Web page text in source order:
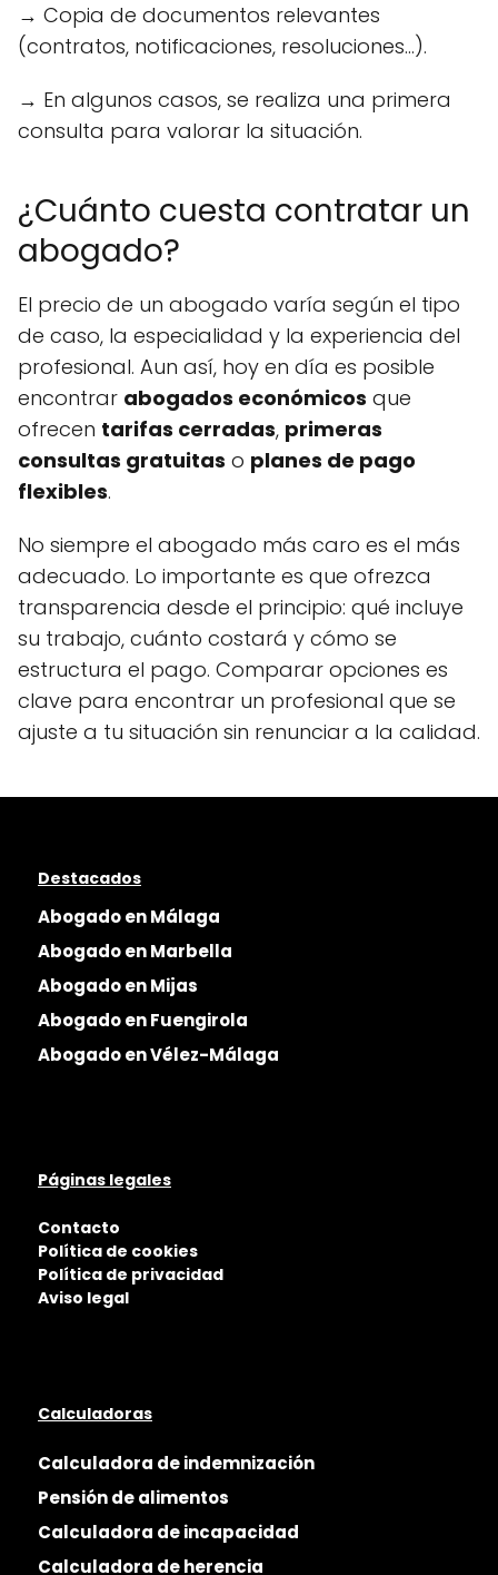
→ Copia de documentos relevantes
(contratos, notificaciones, resoluciones...).
→ En algunos casos, se realiza una primera
consulta para valorar la situación.
¿Cuánto cuesta contratar un
abogado?
El precio de un abogado varía según el tipo
de caso, la especialidad y la experiencia del
profesional. Aun así, hoy en día es posible
encontrar abogados económicos que
ofrecen tarifas cerradas, primeras
consultas gratuitas o planes de pago
flexibles.
No siempre el abogado más caro es el más
adecuado. Lo importante es que ofrezca
transparencia desde el principio: qué incluye
su trabajo, cuánto costará y cómo se
estructura el pago. Comparar opciones es
clave para encontrar un profesional que se
ajuste a tu situación sin renunciar a la calidad.
Destacados
Abogado en Málaga
Abogado en Marbella
Abogado en Mijas
Abogado en Fuengirola
Abogado en Vélez-Málaga
Páginas legales
Contacto
Política de cookies
Política de privacidad
Aviso legal
Calculadoras
Calculadora de indemnización
Pensión de alimentos
Calculadora de incapacidad
Calculadora de herencia